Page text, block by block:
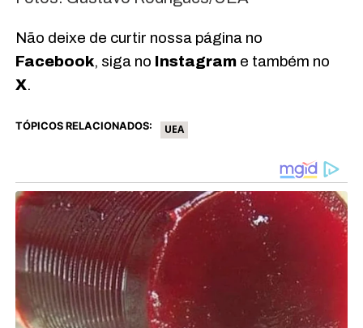
Não deixe de curtir nossa página no
Facebook, siga no Instagrame também no
X.
TÓPICOS RELACIONADOS: UEA